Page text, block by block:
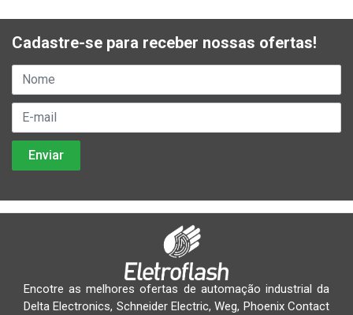
Cadastre-se para receber nossas ofertas!
Encotre as melhores ofertas de automação industrial da
Delta Electronics, Schneider Electric, Weg, Phoenix Contact